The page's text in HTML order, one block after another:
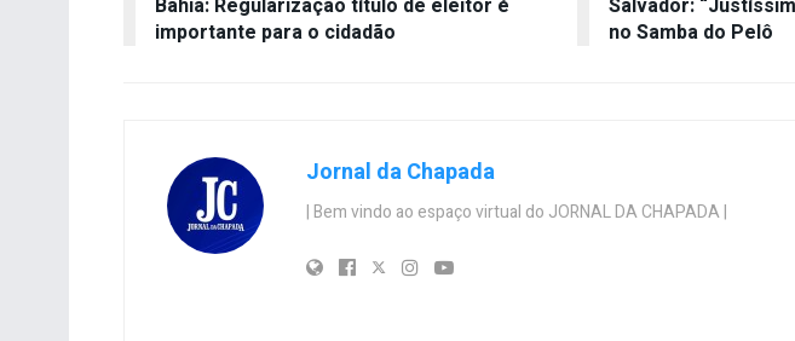
Bahia: Regularização título de eleitor é
importante para o cidadão
Salvador:
no Samba do Pelô
Jornal da Chapada
| Bem vindo ao espaço virtual do JORNAL DA CHAPADA |